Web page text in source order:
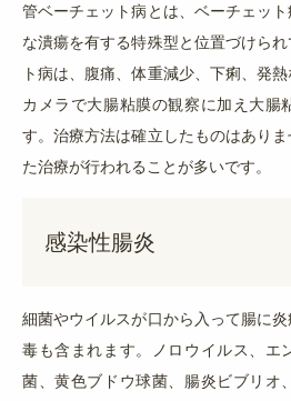
管ベーチェット病とは、ベーチェッ
な潰瘍を有する特殊型と位置づけら
ト病は、腹痛、体重減少、下痢、発
カメラで大腸粘膜の観察に加え大腸
す。治療方法は確立したものはあり
た治療が行われることが多いです。
感染性腸炎
細菌やウイルスが口から入って腸に
毒も含まれます。ノロウイルス、エ
菌、黄色ブドウ球菌、腸炎ビブリオ